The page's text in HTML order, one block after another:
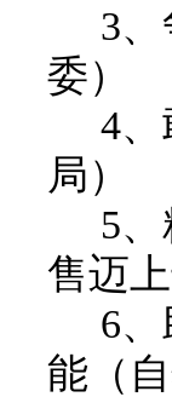
3、
委）
4、
局）
5、
售迈
6、
能 （